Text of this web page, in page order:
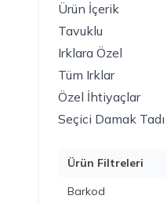
Ürün İçerik
Tavuklu
Irklara Özel
Tüm Irklar
Özel İhtiyaçlar
Seçici Damak Tadı
Ürün Filtreleri
Barkod